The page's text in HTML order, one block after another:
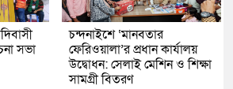
সভা
চন্দনাইশে ‘মানবতার
ফেরিওয়ালা’র প্রধান কার্যালয়
উদ্বোধন: সেলাই মেশিন ও শিক্ষা
সামগ্রী বিতরণ